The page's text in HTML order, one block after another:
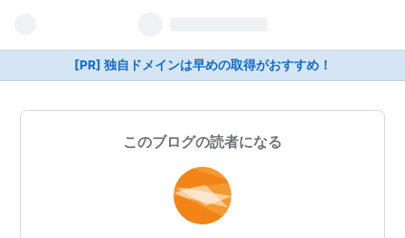
[PR] 独自ドメインは早めの取得がおすすめ！
このブログの読者になる